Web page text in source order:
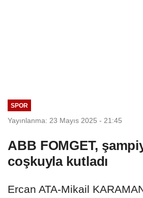
SPOR
Yayınlanma: 23 Mayıs 2025 - 21:45
ABB FOMGET,
coşkuyla kutladı
Ercan ATA-Mikail